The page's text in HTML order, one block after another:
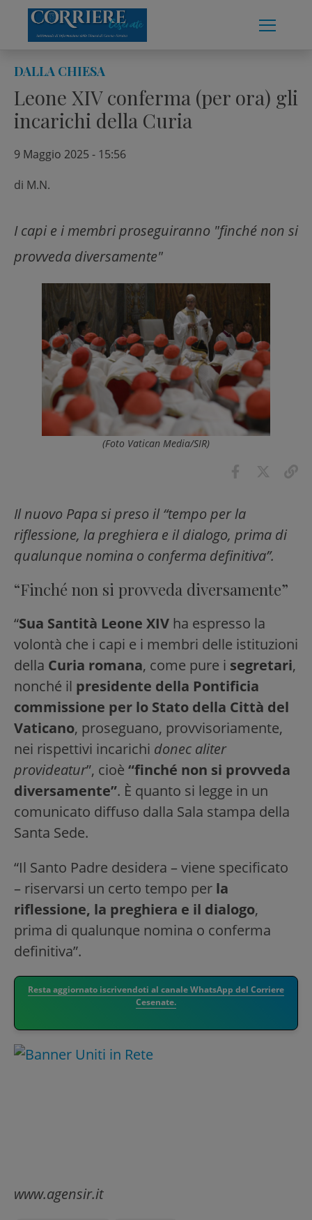
content
DALLA CHIESA
Leone XIV conferma (per ora) gli
incarichi della Curia
9 Maggio 2025 - 15:56
di M.N.
I capi e i membri proseguiranno "finché non si
provveda diversamente"
(Foto Vatican Media/SIR)
Il nuovo Papa si preso il “tempo per la
riflessione, la preghiera e il dialogo, prima di
qualunque nomina o conferma definitiva”.
“Finché non si provveda diversamente”
“Sua Santità Leone XIV ha espresso la
volontà che i capi e i membri delle istituzioni
della Curia romana, come pure i segretari,
nonché il presidente della Pontificia
commissione per lo Stato della Città del
Vaticano, proseguano, provvisoriamente,
nei rispettivi incarichi donec aliter
provideatur”, cioè “finché non si provveda
diversamente”. È quanto si legge in un
comunicato diffuso dalla Sala stampa della
Santa Sede.
“Il Santo Padre desidera – viene specificato
– riservarsi un certo tempo per la
riflessione, la preghiera e il dialogo,
prima di qualunque nomina o conferma
definitiva”.
Resta aggiornato iscrivendoti al canale WhatsApp del Corriere
Cesenate.
www.agensir.it